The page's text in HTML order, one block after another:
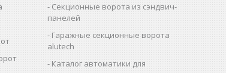
Секционные ворота из сэндвич-
панелей
Гаражные секционные ворота
alutech
Каталог автоматики для